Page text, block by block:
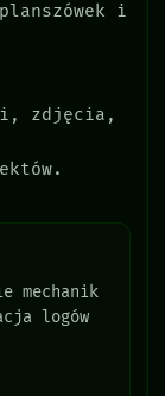
i
zdjęcia,
mechanik
logów